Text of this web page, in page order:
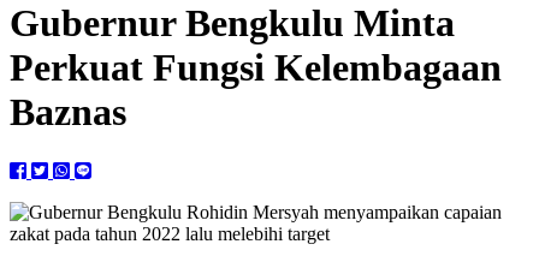
Gubernur Bengkulu Minta
Perkuat Fungsi Kelembagaan
Baznas